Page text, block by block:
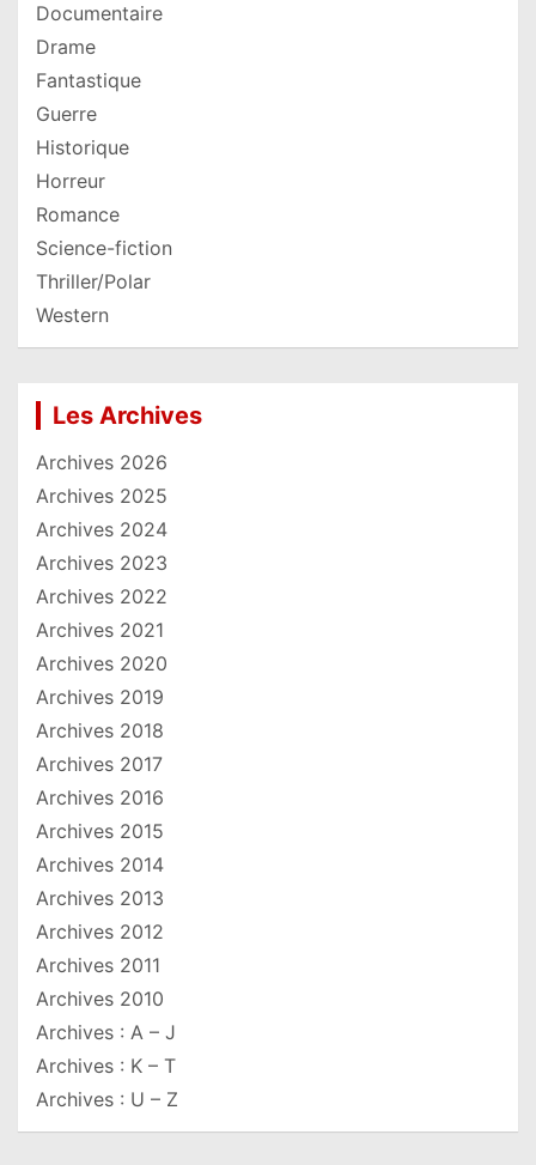
Documentaire
Drame
Fantastique
Guerre
Historique
Horreur
Romance
Science-fiction
Thriller/Polar
Western
Les Archives
Archives 2026
Archives 2025
Archives 2024
Archives 2023
Archives 2022
Archives 2021
Archives 2020
Archives 2019
Archives 2018
Archives 2017
Archives 2016
Archives 2015
Archives 2014
Archives 2013
Archives 2012
Archives 2011
Archives 2010
Archives : A – J
Archives : K – T
Archives : U – Z